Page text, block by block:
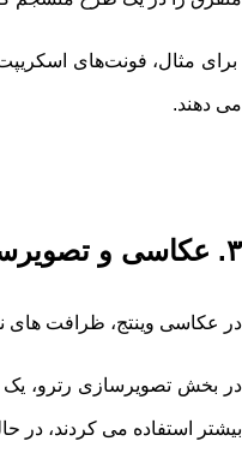
می ‌دهند.
۳. عکاسی و تصویرسازی وینتج (Vintage Photography and Illustration)
در عکاسی وینتج، ظرافت ‌های نورپردازی و
بیشتر استفاده می ‌کردند، در حالی که اوایل دهه ۱۹۹۰ با الگوهای